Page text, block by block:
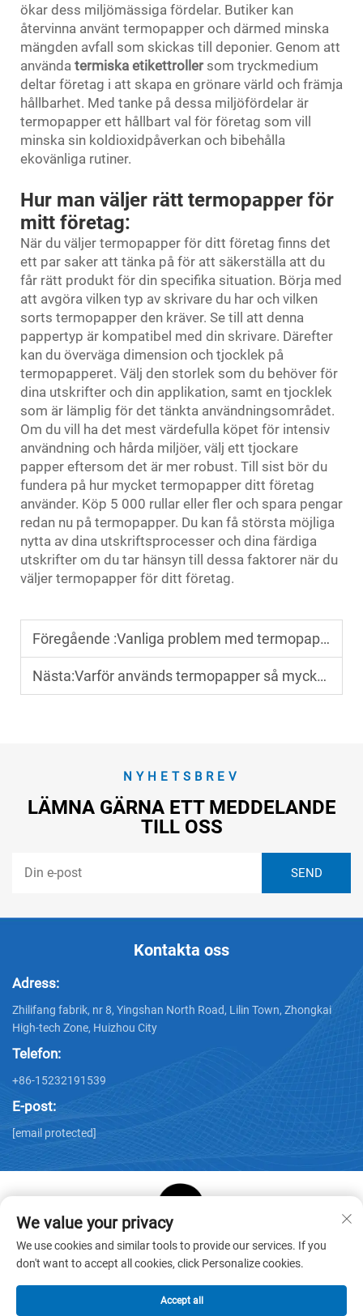
ökar dess miljömässiga fördelar. Butiker kan
återvinna använt termopapper och därmed minska
mängden avfall som skickas till deponier. Genom att
använda termiska etikettroller som tryckmedium
deltar företag i att skapa en grönare värld och främja
hållbarhet. Med tanke på dessa miljöfördelar är
termopapper ett hållbart val för företag som vill
minska sin koldioxidpåverkan och bibehålla
ekovänliga rutiner.
Hur man väljer rätt termopapper för
mitt företag:
När du väljer termopapper för ditt företag finns det
ett par saker att tänka på för att säkerställa att du
får rätt produkt för din specifika situation. Börja med
att avgöra vilken typ av skrivare du har och vilken
sorts termopapper den kräver. Se till att denna
pappertyp är kompatibel med din skrivare. Därefter
kan du överväga dimension och tjocklek på
termopapperet. Välj den storlek som du behöver för
dina utskrifter och din applikation, samt en tjocklek
som är lämplig för det tänkta användningsområdet.
Om du vill ha det mest värdefulla köpet för intensiv
användning och hårda miljöer, välj ett tjockare
papper eftersom det är mer robust. Till sist bör du
fundera på hur mycket termopapper ditt företag
använder. Köp 5 000 rullar eller fler och spara pengar
redan nu på termopapper. Du kan få största möjliga
nytta av dina utskriftsprocesser och dina färdiga
utskrifter om du tar hänsyn till dessa faktorer när du
väljer termopapper för ditt företag.
Föregående :Vanliga problem med termopapper och hur man löser dem
Nästa:Varför används termopapper så mycket i näringslivet? Fördelar och nytta
NYHETSBREV
LÄMNA GÄRNA ETT MEDDELANDE
TILL OSS
Kontakta oss
Adress:
Zhilifang fabrik, nr 8, Yingshan North Road, Lilin Town, Zhongkai
High-tech Zone, Huizhou City
Telefon:
+86-15232191539
E-post:
[email protected]
Copyright © Huizhou Star Cube Paper Products Co., LTD. Alla
rättigheter förbehållna -Integritetspolicy-Blogg
We value your privacy
We use cookies and similar tools to provide our services. If you
don't want to accept all cookies, click Personalize cookies.
Accept all